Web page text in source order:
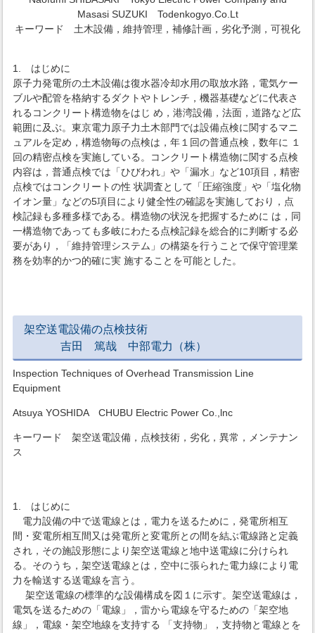
Masasi SUZUKI Todenkogyo.Co.Lt
キーワード 土木設備，維持管理，補修計画，劣化予測，可視化
1. はじめに
原子力発電所の土木設備は復水器冷却水用の取放水路，電気ケー
ブルや配管を格納するダクトやトレンチ，機器基礎などに代表さ
れるコンクリート構造物をはじ め，港湾設備，法面，道路など広
範囲に及ぶ。東京電力原子力土木部門では設備点検に関するマニ
ュアルを定め，構造物毎の点検は，年１回の普通点検，数年に １
回の精密点検を実施している。コンクリート構造物に関する点検
内容は，普通点検では「ひびわれ」や「漏水」など10項目，精密
点検ではコンクリートの性 状調査として「圧縮強度」や「塩化物
イオン量」などの5項目により健全性の確認を実施しており，点
検記録も多種多様である。構造物の状況を把握するために は，同
一構造物であっても多岐にわたる点検記録を総合的に判断する必
要があり，「維持管理システム」の構築を行うことで保守管理業
務を効率的かつ的確に実 施することを可能とした。
架空送電設備の点検技術
吉田 篤哉 中部電力（株）
Inspection Techniques of Overhead Transmission Line
Equipment
Atsuya YOSHIDA CHUBU Electric Power Co.,lnc
キーワード 架空送電設備，点検技術，劣化，異常，メンテナン
ス
1. はじめに
電力設備の中で送電線とは，電力を送るために，発電所相互
間・変電所相互間又は発電所と変電所との間を結ぶ電線路と定義
され，その施設形態により架空送電線と地中送電線に分けられ
る。そのうち，架空送電線とは，空中に張られた電力線により電
力を輸送する送電線を言う。
架空送電線の標準的な設備構成を図１に示す。架空送電線は，
電気を送るための「電線」，雷から電線を守るための「架空地
線」，電線・架空地線を支持する 「支持物」，支持物と電線とを